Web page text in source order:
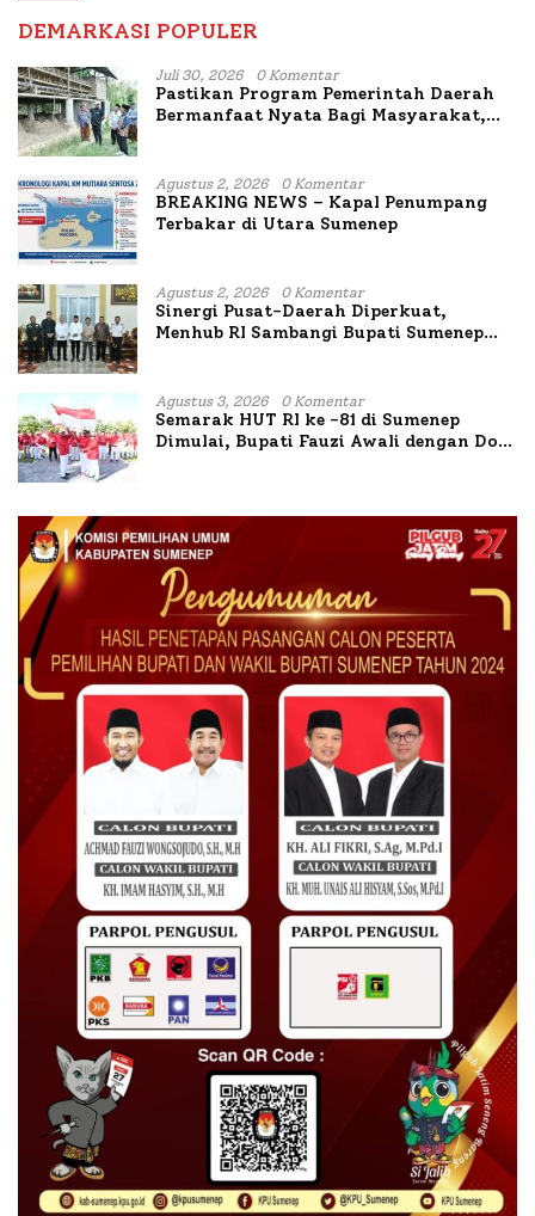
DEMARKASI POPULER
Juli 30, 2026 0 Komentar
Pastikan Program Pemerintah Daerah
Bermanfaat Nyata Bagi Masyarakat,
Bataal Timur
Agustus 2, 2026 0 Komentar
BREAKING NEWS – Kapal Penumpang
Terbakar di Utara Sumenep
Agustus 2, 2026 0 Komentar
Sinergi Pusat-Daerah Diperkuat,
Menhub RI Sambangi Bupati Sumenep
Agustus 3, 2026 0 Komentar
Semarak HUT RI ke -81 di Sumenep
Dimulai, Bupati Fauzi Awali dengan Doa